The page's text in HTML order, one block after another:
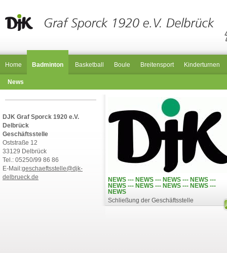
Home Badminton Basketball Boule Breitensport Kinderturnen
News
DJK Graf Sporck 1920 e.V.
Delbrück
Geschäftsstelle
Oststraße 12
33129 Delbrück
Tel.: 05250/99 86 86
E-Mail:geschaeftsstelle@djk-
delbrueck.de
NEWS --- NEWS --- NEWS --- NEWS ---
NEWS --- NEWS --- NEWS --- NEWS ---
NEWS
Schließung der Geschäftsstelle